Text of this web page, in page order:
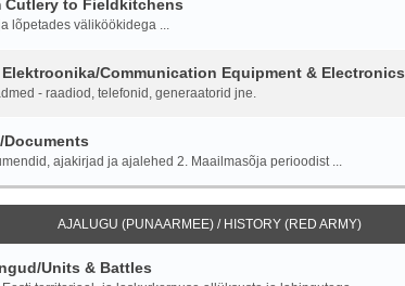
Cutlery to Fieldkitchens
lõpetades väliköökidega ...
Communication Equipment & Electronics
- raadiod, telefonid, generaatorid jne.
Documents
ajakirjad ja ajalehed 2. Maailmasõja perioodist ...
AJALUGU (PUNAARMEE) / HISTORY (RED ARMY)
Units & Battles